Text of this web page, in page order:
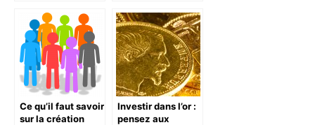
conseils à garder
à l’esprit.
Ce qu’il faut savoir
sur la création
Investir dans l’or :
pensez aux